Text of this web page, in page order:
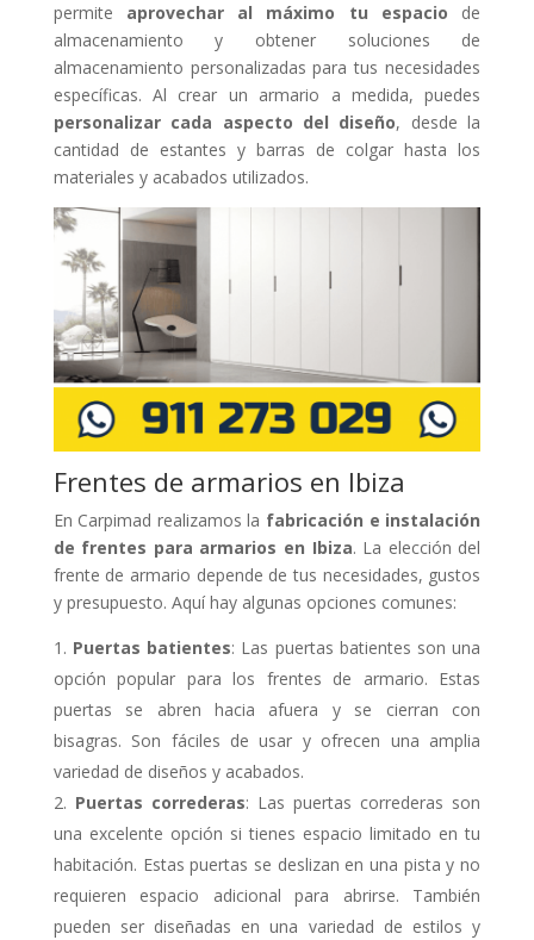
permite aprovechar al máximo tu espacio de
almacenamiento y obtener soluciones de
almacenamiento personalizadas para tus necesidades
específicas. Al crear un armario a medida, puedes
personalizar cada aspecto del diseño, desde la
cantidad de estantes y barras de colgar hasta los
materiales y acabados utilizados.
Frentes de armarios en Ibiza
En Carpimad realizamos la fabricación e instalación
de frentes para armarios en Ibiza. La elección del
frente de armario depende de tus necesidades, gustos
y presupuesto. Aquí hay algunas opciones comunes:
Puertas batientes: Las puertas batientes son una
opción popular para los frentes de armario. Estas
puertas se abren hacia afuera y se cierran con
bisagras. Son fáciles de usar y ofrecen una amplia
variedad de diseños y acabados.
Puertas correderas: Las puertas correderas son
una excelente opción si tienes espacio limitado en tu
habitación. Estas puertas se deslizan en una pista y no
requieren espacio adicional para abrirse. También
pueden ser diseñadas en una variedad de estilos y